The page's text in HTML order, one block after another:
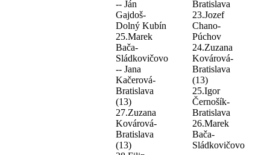
-- Ján
Gajdoš-
Dolný Kubín
25.Marek
Bača-
Sládkovičovo
-- Jana
Kačerová-
Bratislava
(13)
27.Zuzana
Kovárová-
Bratislava
(13)
Bratislava
23.Jozef
Chano-
Púchov
24.Zuzana
Kovárová-
Bratislava
(13)
25.Igor
Černošík-
Bratislava
26.Marek
Bača-
Sládkovičovo